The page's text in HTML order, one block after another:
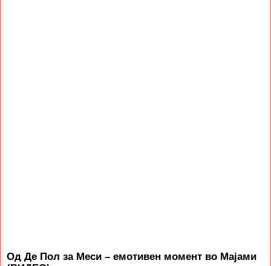
Од Де Пол за Меси – емотивен момент во Мајами